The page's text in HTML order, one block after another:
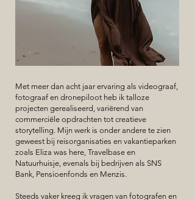
Met meer dan acht jaar ervaring als videograaf,
fotograaf en dronepiloot heb ik talloze
projecten gerealiseerd, variërend van
commerciële opdrachten tot creatieve
storytelling. Mijn werk is onder andere te zien
geweest bij reisorganisaties en vakantieparken
zoals Eliza was here, Travelbase en
Natuurhuisje, evenals bij bedrijven als SNS
Bank, Pensioenfonds en Menzis.
Steeds vaker kreeg ik vragen van fotografen en